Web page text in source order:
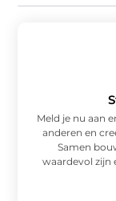
Meld je nu aan
anderen en
Samen
waardevol zijn